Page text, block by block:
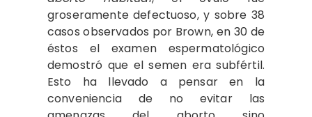
groseramente defectuoso, y sobre 38
casos observados por Brown, en 30 de
éstos el examen espermatológico
demostró que el semen era subfértil.
Esto ha llevado a pensar en la
conveniencia de no evitar las